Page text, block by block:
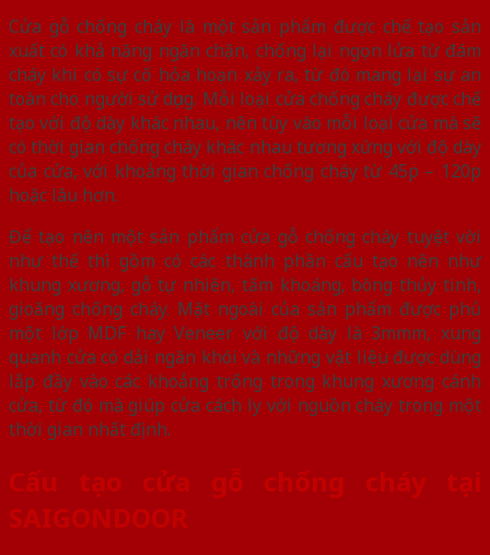
Cửa gỗ chống cháy là một sản phẩm được chế tạo sản
xuất có khả năng ngăn chặn, chống lại ngọn lửa từ đám
cháy khi có sự cố hỏa hoạn xảy ra, từ đó mang lại sự an
toàn cho người sử dụng. Mỗi loại cửa chống cháy được chế
tạo với độ dày khác nhau, nên tùy vào mỗi loại cửa mà sẽ
có thời gian chống cháy khác nhau tương xứng với độ dày
của cửa, với khoảng thời gian chống cháy từ 45p – 120p
hoặc lâu hơn.
Để tạo nên một sản phẩm cửa gỗ chống cháy tuyệt vời
như thế thì gồm có các thành phần cấu tạo nên như
khung xương, gỗ tự nhiên, tấm khoáng, bông thủy tinh,
gioăng chống cháy. Mặt ngoài của sản phẩm được phủ
một lớp MDF hay Veneer với độ dày là 3mmm, xung
quanh cửa có dải ngăn khói và những vật liệu được dùng
lắp đầy vào các khoảng trống trong khung xương cánh
cửa, từ đó mà giúp cửa cách ly với nguồn cháy trong một
thời gian nhất định.
Cấu tạo cửa gỗ chống cháy tại
SAIGONDOOR